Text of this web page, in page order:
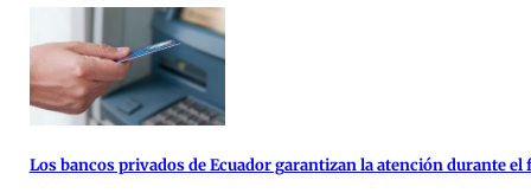
Los bancos privados de Ecuador garantizan la atención durante el